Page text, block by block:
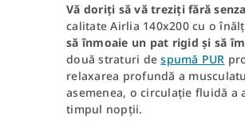
Vă doriți să vă treziți fără
calitate Airlia 140x200 cu o
să înmoaie un pat rigid și să
două straturi despumă PUR
relaxarea profundă a
asemenea, o circulație fluidă a
timpul nopții.